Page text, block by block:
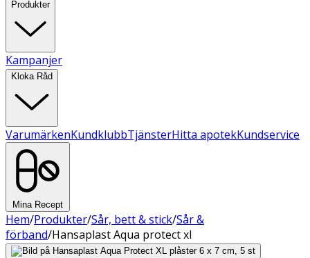
Produkter
Kampanjer
Kloka Råd
VarumärkenKundklubbTjänsterHitta apotekKundservice
Mina Recept
Hem/Produkter/Sår, bett & stick/Sår &
förband/Hansaplast Aqua protect xl